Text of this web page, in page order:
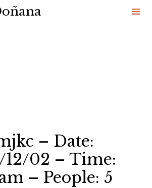
– Date:
12/02 – Time:
– People: 5